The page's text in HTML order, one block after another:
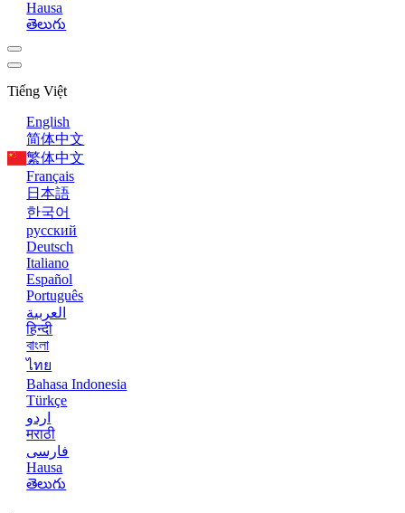
Hausa
తెలుగు
Tiếng Việt
English
简体中文
繁体中文
Français
日本語
한국어
русский
Deutsch
Italiano
Español
Português
العربية
हिन्दी
বাংলা
ไทย
Bahasa Indonesia
Türkçe
اردو
मराठी
فارسی
Hausa
తెలుగు